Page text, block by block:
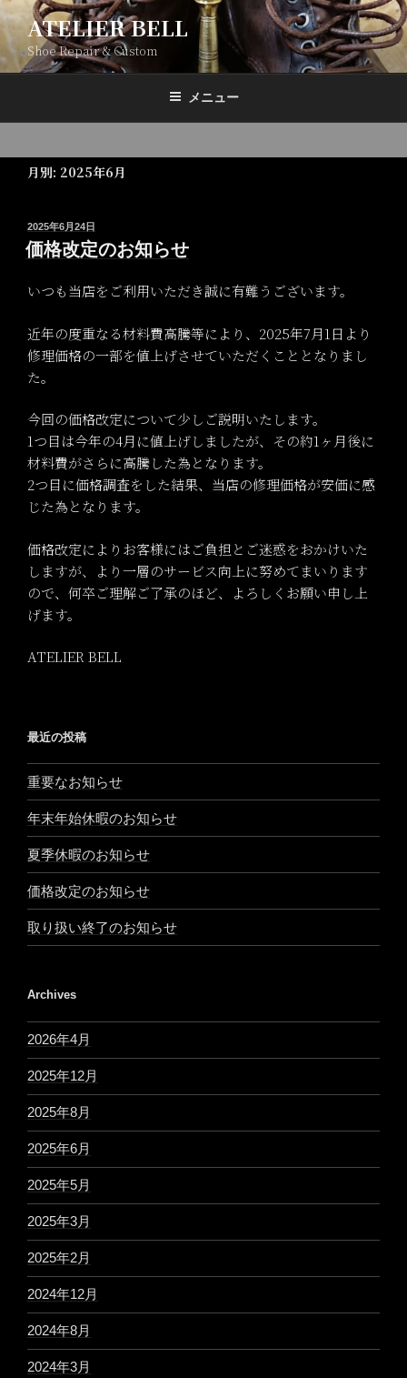
ン
テ
ン
へ
ATELIER BELL
Shoe Repair & Custom
メニュー
月別: 2025年6月
投
稿
日:
2025年6月24日
価格改定のお知らせ
いつも当店をご利用いただき誠に有難うございます。
近年の度重なる材料費高騰等により、2025年7月1日より
修理価格の一部を値上げさせていただくこととなりまし
た。
今回の価格改定について少しご説明いたします。
1つ目は今年の4月に値上げしましたが、その約1ヶ月後に
材料費がさらに高騰した為となります。
2つ目に価格調査をした結果、当店の修理価格が安価に感
じた為となります。
価格改定によりお客様にはご負担とご迷惑をおかけいた
しますが、より一層のサービス向上に努めてまいります
ので、何卒ご理解ご了承のほど、よろしくお願い申し上
げます。
ATELIER BELL
最近の投稿
重要なお知らせ
年末年始休暇のお知らせ
夏季休暇のお知らせ
価格改定のお知らせ
取り扱い終了のお知らせ
Archives
2026年4月
2025年12月
2025年8月
2025年6月
2025年5月
2025年3月
2025年2月
2024年12月
2024年8月
2024年3月